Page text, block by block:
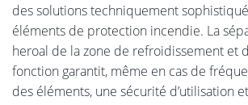
des solutions techniquement
éléments de protection incendie. La
heroal de la zone de refroidissement et
fonction garantit, même en cas de
des éléments, une sécurité d’utilisation